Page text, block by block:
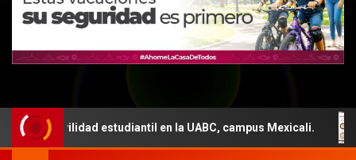
estudiantil en la UABC, campus Mexicali.